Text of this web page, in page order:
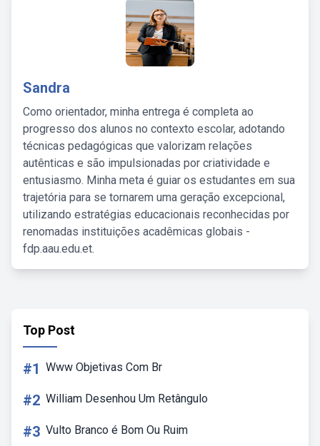
Sandra
Como orientador, minha entrega é completa ao
progresso dos alunos no contexto escolar, adotando
técnicas pedagógicas que valorizam relações
autênticas e são impulsionadas por criatividade e
entusiasmo. Minha meta é guiar os estudantes em sua
trajetória para se tornarem uma geração excepcional,
utilizando estratégias educacionais reconhecidas por
renomadas instituições acadêmicas globais -
fdp.aau.edu.et.
Top Post
#1 Www Objetivas Com Br
#2 William Desenhou Um Retângulo
#3 Vulto Branco é Bom Ou Ruim